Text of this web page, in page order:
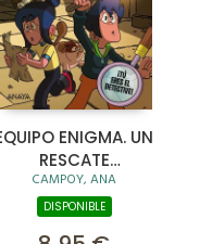
ENIGMA. UN
RESCATE
FARAÓNICO
CAMPOY, ANA
DISPONIBLE